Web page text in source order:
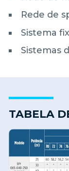
Rede de
Sistema
Sistemas
TABELA